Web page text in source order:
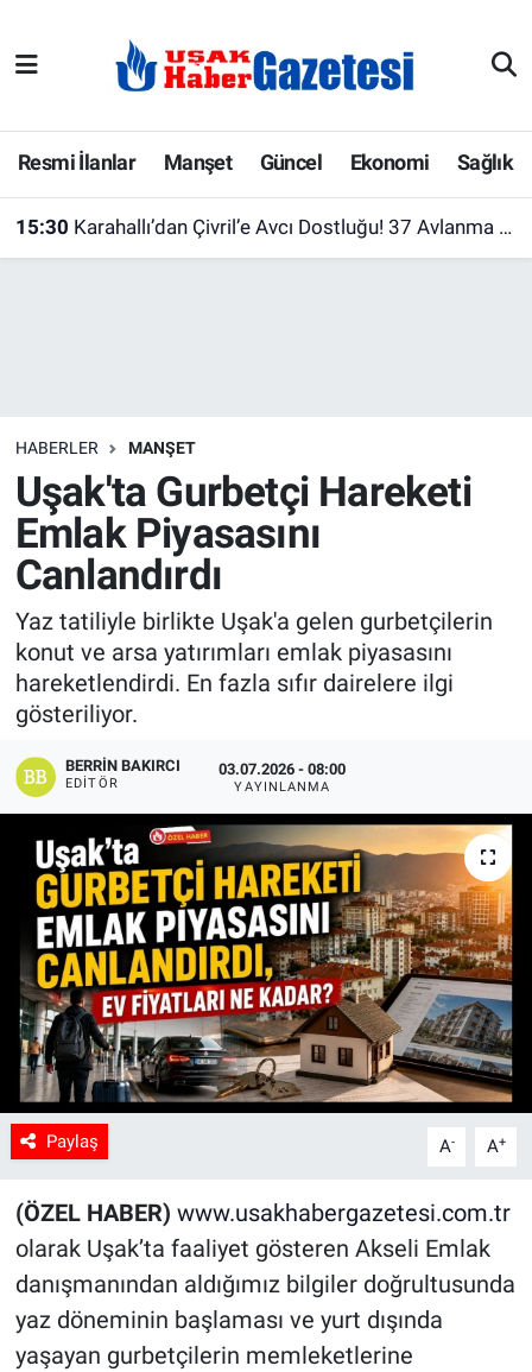
Resmi İlanlar Manşet Güncel Ekonomi Sağlık
15:30 Karahallı’dan Çivril’e Avcı Dostluğu! 37 Avlanma Pulu
HABERLER MANŞET
Uşak'ta Gurbetçi Hareketi
Emlak Piyasasını
Canlandırdı
Yaz tatiliyle birlikte Uşak'a gelen gurbetçilerin
konut ve arsa yatırımları emlak piyasasını
hareketlendirdi. En fazla sıfır dairelere ilgi
gösteriliyor.
BERRIN BAKIRCI
EDITÖR
03.07.2026 - 08:00
YAYINLANMA
Paylaş A- A+
(ÖZEL HABER) www.usakhabergazetesi.com.tr
olarak Uşak’ta faaliyet gösteren Akseli Emlak
danışmanından aldığımız bilgiler doğrultusunda
yaz döneminin başlaması ve yurt dışında
yaşayan gurbetçilerin memleketlerine
E-Gazete
Ekonomi
Köşe Yazarları
Kültür Sanat
Manşet
Resmi İlanlar
Sağlık
Son Dakika
Spor
Uşak Haberleri
Uşak Hava Durumu
Uşak Trafik Yoğunluk Haritası